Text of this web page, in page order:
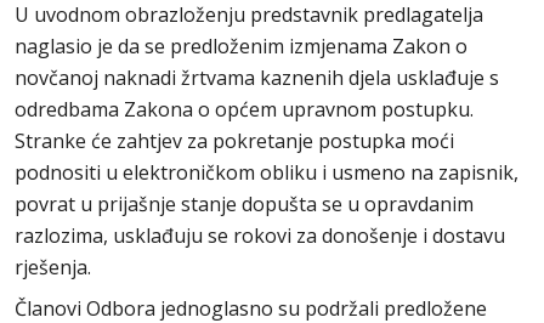
U uvodnom obrazloženju predstavnik predlagatelja
naglasio je da se predloženim izmjenama Zakon o
novčanoj naknadi žrtvama kaznenih djela usklađuje s
odredbama Zakona o općem upravnom postupku.
Stranke će zahtjev za pokretanje postupka moći
podnositi u elektroničkom obliku i usmeno na zapisnik,
povrat u prijašnje stanje dopušta se u opravdanim
razlozima, usklađuju se rokovi za donošenje i dostavu
rješenja.
Članovi Odbora jednoglasno su podržali predložene